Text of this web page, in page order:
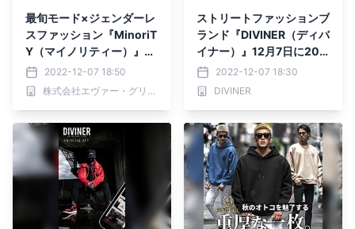
最旬モード×ジェンダーレ
スファッション『MinoriT
Y（マイノリティー）』2
022年冬新作アイテム12
月7日より5点発売開始。
2022-12-07 18:50
株式会社エヴァー・グリーン
ストリートファッションブ
ランド『DIVINER（ディバ
イナー）』12月7日に202
2年秋冬の新作2点発表
2022-12-07 18:30
DIVINER